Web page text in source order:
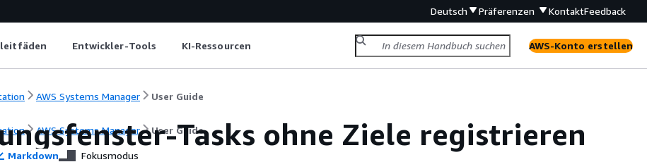
Deutsch Präferenzen KontaktFeedback
Entwickler-Tools KI-Ressourcen AWS-Konto erstellen
AWS Systems Manager User Guide
AWS Systems Manager User Guide
Tasks ohne Ziele registrieren
Markdown Fokusmodus